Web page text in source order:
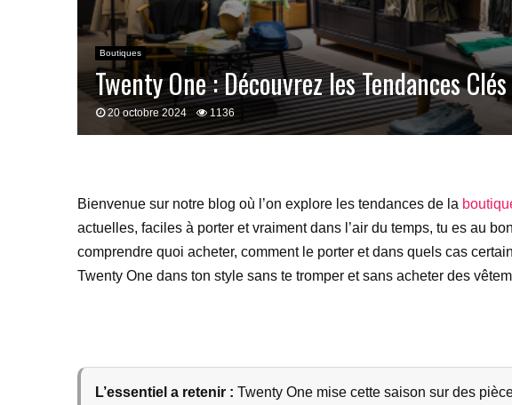
Boutiques
Twenty One : Découvrez les Tendances
20 octobre 2024 1136
Bienvenue sur notre blog où l’on explore les tendances de la
actuelles, faciles à porter et vraiment dans l’air du temps, tu es au
comprendre quoi acheter, comment le porter et dans quels cas
Twenty One dans ton style sans te tromper et sans acheter des
L’essentiel a retenir : Twenty One mise cette saison sur des